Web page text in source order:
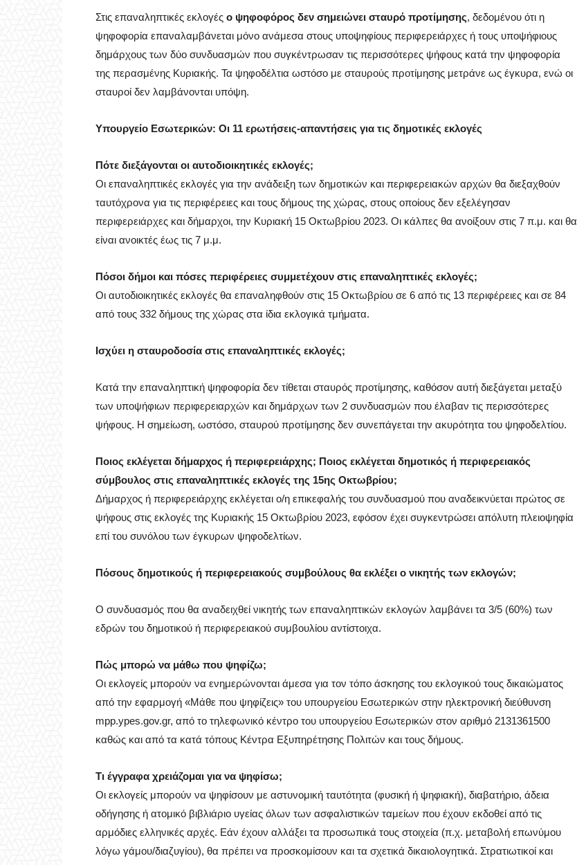
Στις επαναληπτικές εκλογές ο ψηφοφόρος δεν σημειώνει σταυρό προτίμησης, δεδομένου ότι η
ψηφοφορία επαναλαμβάνεται μόνο ανάμεσα στους υποψηφίους περιφερειάρχες ή τους υποψήφιους
δημάρχους των δύο συνδυασμών που συγκέντρωσαν τις περισσότερες ψήφους κατά την ψηφοφορία
της περασμένης Κυριακής. Τα ψηφοδέλτια ωστόσο με σταυρούς προτίμησης μετράνε ως έγκυρα, ενώ οι
σταυροί δεν λαμβάνονται υπόψη.
Υπουργείο Εσωτερικών: Οι 11 ερωτήσεις-απαντήσεις για τις δημοτικές εκλογές
Πότε διεξάγονται οι αυτοδιοικητικές εκλογές;
Οι επαναληπτικές εκλογές για την ανάδειξη των δημοτικών και περιφερειακών αρχών θα διεξαχθούν
ταυτόχρονα για τις περιφέρειες και τους δήμους της χώρας, στους οποίους δεν εξελέγησαν
περιφερειάρχες και δήμαρχοι, την Κυριακή 15 Οκτωβρίου 2023. Οι κάλπες θα ανοίξουν στις 7 π.μ. και θα
είναι ανοικτές έως τις 7 μ.μ.
Πόσοι δήμοι και πόσες περιφέρειες συμμετέχουν στις επαναληπτικές εκλογές;
Οι αυτοδιοικητικές εκλογές θα επαναληφθούν στις 15 Οκτωβρίου σε 6 από τις 13 περιφέρειες και σε 84
από τους 332 δήμους της χώρας στα ίδια εκλογικά τμήματα.
Ισχύει η σταυροδοσία στις επαναληπτικές εκλογές;
Κατά την επαναληπτική ψηφοφορία δεν τίθεται σταυρός προτίμησης, καθόσον αυτή διεξάγεται μεταξύ
των υποψήφιων περιφερειαρχών και δημάρχων των 2 συνδυασμών που έλαβαν τις περισσότερες
ψήφους. Η σημείωση, ωστόσο, σταυρού προτίμησης δεν συνεπάγεται την ακυρότητα του ψηφοδελτίου.
Ποιος εκλέγεται δήμαρχος ή περιφερειάρχης; Ποιος εκλέγεται δημοτικός ή περιφερειακός
σύμβουλος στις επαναληπτικές εκλογές της 15ης Οκτωβρίου;
Δήμαρχος ή περιφερειάρχης εκλέγεται ο/η επικεφαλής του συνδυασμού που αναδεικνύεται πρώτος σε
ψήφους στις εκλογές της Κυριακής 15 Οκτωβρίου 2023, εφόσον έχει συγκεντρώσει απόλυτη πλειοψηφία
επί του συνόλου των έγκυρων ψηφοδελτίων.
Πόσους δημοτικούς ή περιφερειακούς συμβούλους θα εκλέξει ο νικητής των εκλογών;
Ο συνδυασμός που θα αναδειχθεί νικητής των επαναληπτικών εκλογών λαμβάνει τα 3/5 (60%) των
εδρών του δημοτικού ή περιφερειακού συμβουλίου αντίστοιχα.
Πώς μπορώ να μάθω που ψηφίζω;
Οι εκλογείς μπορούν να ενημερώνονται άμεσα για τον τόπο άσκησης του εκλογικού τους δικαιώματος
από την εφαρμογή «Μάθε που ψηφίζεις» του υπουργείου Εσωτερικών στην ηλεκτρονική διεύθυνση
mpp.ypes.gov.gr, από το τηλεφωνικό κέντρο του υπουργείου Εσωτερικών στον αριθμό 2131361500
καθώς και από τα κατά τόπους Κέντρα Εξυπηρέτησης Πολιτών και τους δήμους.
Τι έγγραφα χρειάζομαι για να ψηφίσω;
Οι εκλογείς μπορούν να ψηφίσουν με αστυνομική ταυτότητα (φυσική ή ψηφιακή), διαβατήριο, άδεια
οδήγησης ή ατομικό βιβλιάριο υγείας όλων των ασφαλιστικών ταμείων που έχουν εκδοθεί από τις
αρμόδιες ελληνικές αρχές. Εάν έχουν αλλάξει τα προσωπικά τους στοιχεία (π.χ. μεταβολή επωνύμου
λόγω γάμου/διαζυγίου), θα πρέπει να προσκομίσουν και τα σχετικά δικαιολογητικά. Στρατιωτικοί και